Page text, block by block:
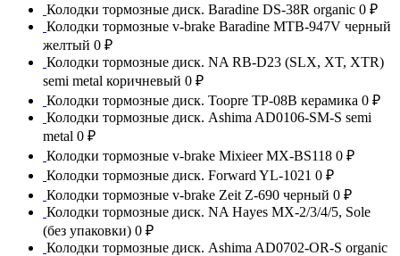
Колодки тормозные диск. Baradine DS-38R organic 0 ₽
Колодки тормозные v-brake Baradine MTB-947V черный
желтый 0 ₽
Колодки тормозные диск. NA RB-D23 (SLX, XT, XTR)
semi metal коричневый 0 ₽
Колодки тормозные диск. Toopre TP-08B керамика 0 ₽
Колодки тормозные диск. Ashima AD0106-SM-S semi
metal 0 ₽
Колодки тормозные v-brake Mixieer MX-BS118 0 ₽
Колодки тормозные диск. Forward YL-1021 0 ₽
Колодки тормозные v-brake Zeit Z-690 черный 0 ₽
Колодки тормозные диск. NA Hayes MX-2/3/4/5, Sole
(без упаковки) 0 ₽
Колодки тормозные диск. Ashima AD0702-OR-S organic